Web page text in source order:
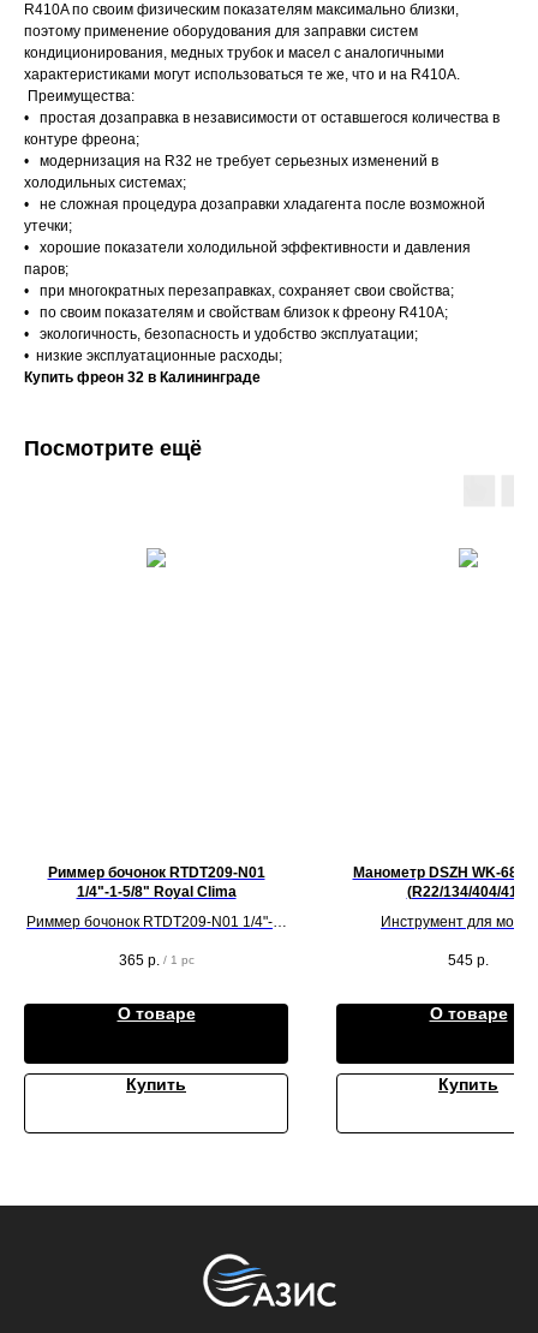
R410A по своим физическим показателям максимально близки,
поэтому применение оборудования для заправки систем
кондиционирования, медных трубок и масел с аналогичными
характеристиками могут использоваться те же, что и на R410A.
Преимущества:
• простая дозаправка в независимости от оставшегося количества в
контуре фреона;
• модернизация на R32 не требует серьезных изменений в
холодильных системах;
• не сложная процедура дозаправки хладагента после возможной
утечки;
• хорошие показатели холодильной эффективности и давления
паров;
• при многократных перезаправках, сохраняет свои свойства;
• по своим показателям и свойствам близок к фреону R410А;
• экологичность, безопасность и удобство эксплуатации;
• низкие эксплуатационные расходы;
Купить фреон 32 в Калининграде
Посмотрите ещё
Риммер бочонок RTDT209-N01
1/4"-1-5/8" Royal Clima
Риммер бочонок RTDT209-N01 1/4"-1-
365 р. / 1 pc
О товаре
Купить
Манометр DSZH WK-
(R22/134/404/410)
Инструмент для
545 р.
О товаре
Купить